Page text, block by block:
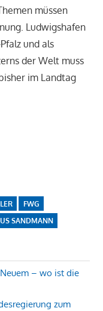
müssen
Ludwigshafen
und als
der Welt muss
im Landtag
FWG
SANDMANN
– wo ist die
zum